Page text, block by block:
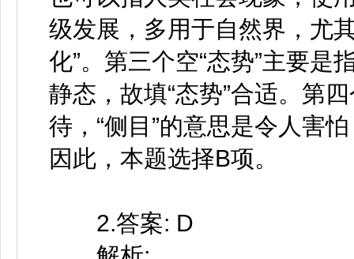
级发展，多用于自然界，尤
化”。第三个空“态势”主要是
静态，故填“态势”合适。第
待，“侧目”的意思是令人害
因此，本题选择B项。
2.答案: D